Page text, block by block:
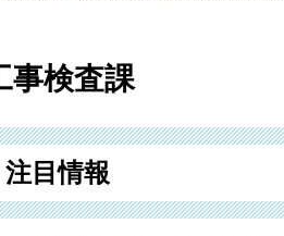
事検査課
注目情報